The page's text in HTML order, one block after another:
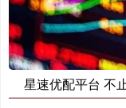
星速优配平台 不